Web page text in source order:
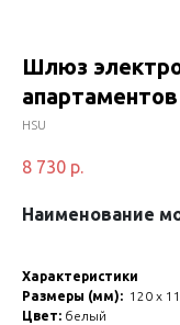
Шлюз
HSU
8 730 р.
Наименование
Характеристики
Размеры (мм): 120 х
Цвет: белый